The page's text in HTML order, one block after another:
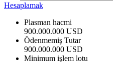
Hesaplamak
Plasman hacmi
900.000.000 USD
Ödenmemiş Tutar
900.000.000 USD
Minimum işlem lotu